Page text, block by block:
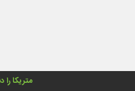
متریکا را